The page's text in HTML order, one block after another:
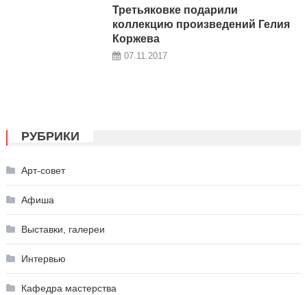
Третьяковке подарили
коллекцию произведений Гелия
Коржева
07.11.2017
РУБРИКИ
Арт-совет
Афиша
Выставки, галереи
Интервью
Кафедра мастерства